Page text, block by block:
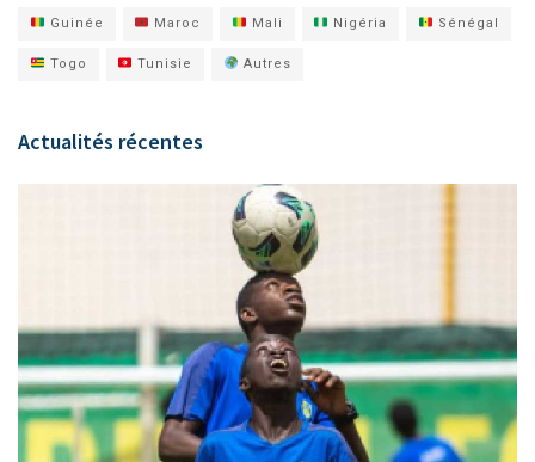
Guinée Maroc Mali Nigéria Sénégal
Togo Tunisie Autres
Actualités récentes